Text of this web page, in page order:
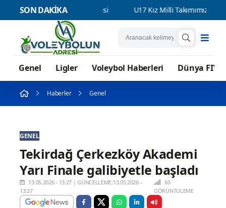
SON DAKİKA
Balkan İkincisi U17 Kız Milli Takımımız Dünya
Genel Ligler Voleybol Haberleri Dünya
Haberler Genel
GENEL
Tekirdağ Çerkezköy Akademi
Yarı Finale galibiyetle başladı
13.05.2026 - 13:27 |GÜNCELLEME:13.05.2026 -
13:27
60
GÖRÜNTÜLEME